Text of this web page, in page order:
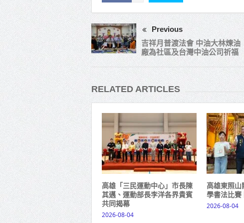
Previous
吉祥月普渡法會 中油大林煉油
廠為社區及台灣中油公司祈福
RELATED ARTICLES
高雄「三民運動中心」市長陳
其邁、運動部長李洋各界貴賓
共同揭幕
2026-08-04
高雄東照山
學書法比賽
2026-08-04